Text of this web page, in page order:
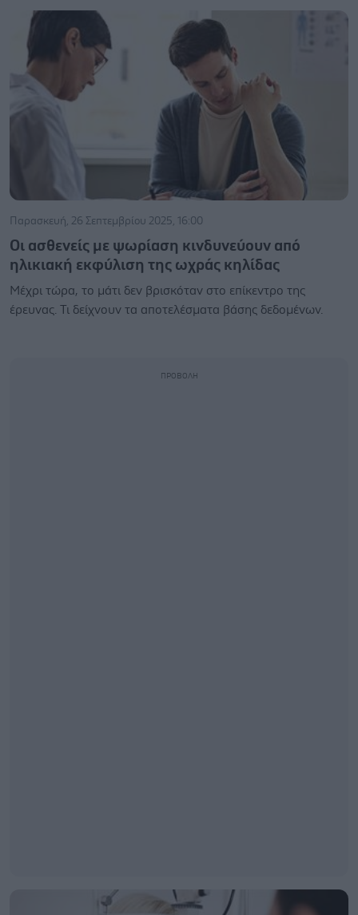
Παρασκευή, 26 Σεπτεμβρίου 2025, 16:00
Οι ασθενείς με ψωρίαση κινδυνεύουν από
ηλικιακή εκφύλιση της ωχράς κηλίδας
Μέχρι τώρα, το μάτι δεν βρισκόταν στο επίκεντρο της
έρευνας. Τι δείχνουν τα αποτελέσματα βάσης δεδομένων.